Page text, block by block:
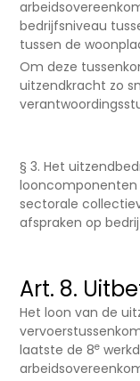
bedrijfsniveau
tussen de
Om deze
uitzendkracht zo
§ 3. Het
sectorale
afspraken op
Art. 8.
Het loon van de
laatste de 8e